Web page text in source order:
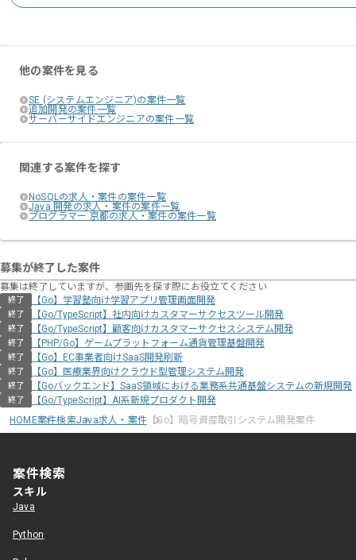
他の案件を見る
SE (システムエンジニア)の案件一覧
追加開発の案件一覧
サーバーサイドエンジニアの案件一覧
関連する案件を探す
NoSQLの求人・案件の案件一覧
Java 開発の求人・案件の案件一覧
プログラマー 京都の求人・案件の案件一覧
募集が終了した案件
募集は終了していますが、参画先を探す際にお役立てください
終了 【Go】学習塾向け学習アプリ管理画面開発
終了 【Go/TypeScript】社内向けカスタマーサクセスツール開発
終了 【Go/TypeScript】顧客向けカスタマーサクセスシステム開発
終了 【PHP/Go】ゲームプラットフォーム通貨管理基盤開発
終了 【Go】EC事業者向けSaaS開発刷新
終了 【Go】医療業界向けクラウド型管理システム開発
終了 【Goバックエンド】SaaS領域における業務系共通基盤システムの新規開発
終了
【Go/TypeScript】AI系新規プロダクト開発
HOME案件検索Java求人・案件 【Go】暗号資産取引システム開発案件
案件検索
スキル
Java
Python